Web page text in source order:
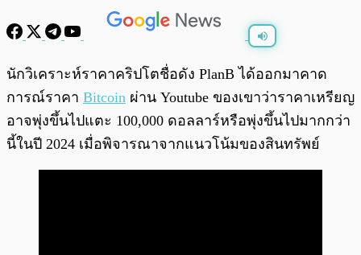
พร้อมเล่น
นักวิเคราะห์ราคาคริปโตชื่อดัง PlanB ได้ออกมาคาด
การณ์ราคา Bitcoin ผ่าน Youtube ของเขาว่าราคาเหรียญ
อาจพุ่งขึ้นไปแตะ 100,000 ดอลลาร์หรือพุ่งขึ้นไปมากกว่า
นี้ในปี 2024 เมื่อพิจารณาจากแนวโน้มของสินทรัพย์